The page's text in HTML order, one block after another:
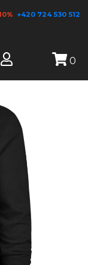
+420 724 530 512
0